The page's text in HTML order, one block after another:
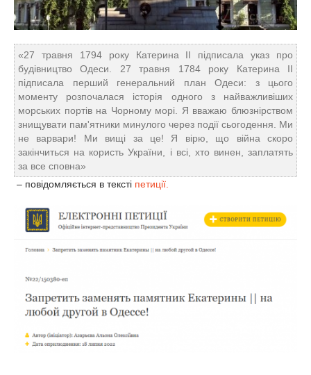
«27 травня 1794 року Катерина II підписала указ про
будівництво Одеси. 27 травня 1784 року Катерина II
підписала перший генеральний план Одеси: з цього
моменту розпочалася історія одного з найважливіших
морських портів на Чорному морі. Я вважаю блюзнірством
знищувати пам'ятники минулого через події сьогодення. Ми
не варвари! Ми вищі за це! Я вірю, що війна скоро
закінчиться на користь України, і всі, хто винен, заплатять
за все сповна»
– повідомляється в тексті петиції.